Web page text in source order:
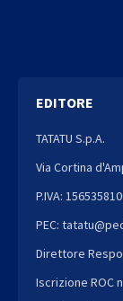
EDITORE
TATATU S.p.A.
Via Cortina
P.IVA:
PEC:
Direttore
Iscrizione ROC